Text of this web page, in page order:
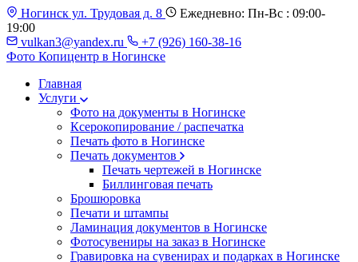
Ногинск ул. Трудовая д. 8
Ежедневно: Пн-Вс : 09:00-
19:00
vulkan3@yandex.ru
+7 (926) 160-38-16
Фото Копицентр в Ногинске
Главная
Услуги
Фото на документы в Ногинске
Ксерокопирование / распечатка
Печать фото в Ногинске
Печать документов
Печать чертежей в Ногинске
Биллинговая печать
Брошюровка
Печати и штампы
Ламинация документов в Ногинске
Фотосувениры на заказ в Ногинске
Гравировка на сувенирах и подарках в Ногинске